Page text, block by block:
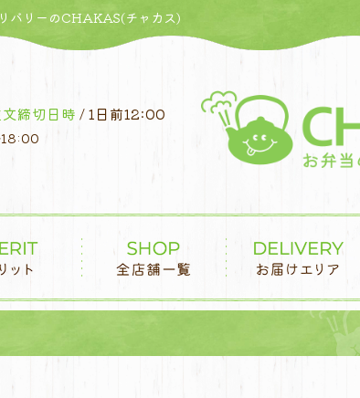
バリーのCHAKAS(チャカス)
締切日時 / 1日前12:00